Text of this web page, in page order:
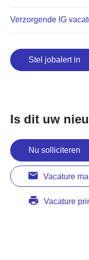
Verzorgende IG
Stel jobalert in
Is dit uw
Nu solliciteren
Vacature
Vacature